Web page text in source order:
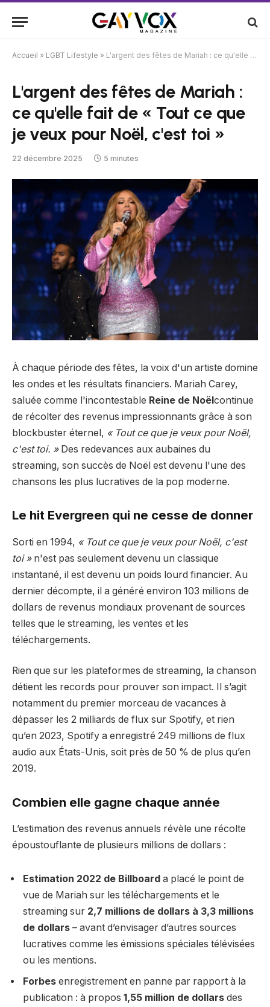
Accueil » LGBT Lifestyle » L'argent des fêtes de Mariah : ce qu'elle fait de « Tout ce que je veux pour Noël, c'est toi »
L'argent des fêtes de Mariah :
ce qu'elle fait de « Tout ce que
je veux pour Noël, c'est toi »
22 décembre 2025 5 minutes
À chaque période des fêtes, la voix d'un artiste domine
les ondes et les résultats financiers. Mariah Carey,
saluée comme l'incontestable Reine de Noëlcontinue
de récolter des revenus impressionnants grâce à son
blockbuster éternel, « Tout ce que je veux pour Noël,
c'est toi. »Des redevances aux aubaines du
streaming, son succès de Noël est devenu l'une des
chansons les plus lucratives de la pop moderne.
Le hit Evergreen qui ne cesse de donner
Sorti en 1994, « Tout ce que je veux pour Noël, c'est
toi »n'est pas seulement devenu un classique
instantané, il est devenu un poids lourd financier. Au
dernier décompte, il a généré environ 103 millions de
dollars de revenus mondiaux provenant de sources
telles que le streaming, les ventes et les
téléchargements.
Rien que sur les plateformes de streaming, la chanson
détient les records pour prouver son impact. Il s’agit
notamment du premier morceau de vacances à
dépasser les 2 milliards de flux sur Spotify, et rien
qu’en 2023, Spotify a enregistré 249 millions de flux
audio aux États-Unis, soit près de 50 % de plus qu’en
2019.
Combien elle gagne chaque année
L’estimation des revenus annuels révèle une récolte
époustouflante de plusieurs millions de dollars :
Estimation 2022 de Billboard a placé le point de
vue de Mariah sur les téléchargements et le
streaming sur 2,7 millions de dollars à 3,3 millions
de dollars – avant d’envisager d’autres sources
lucratives comme les émissions spéciales télévisées
ou les mentions.
Forbes enregistrement en panne par rapport à la
publication : à propos 1,55 million de dollars des